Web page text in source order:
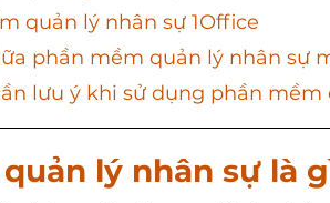
quản lý nhân sự 1Office
phần mềm quản lý nhân sự
lưu ý khi sử dụng phần mềm
lý nhân sự là